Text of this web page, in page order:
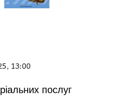
13:00
послуг